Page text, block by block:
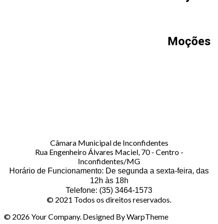
Moções
Câmara Municipal de Inconfidentes
Rua Engenheiro Álvares Maciel, 70 - Centro -
Inconfidentes/MG
Horário de Funcionamento: De segunda a sexta-feira, das
12h às 18h
Telefone: (35) 3464-1573
© 2021 Todos os direitos reservados.
© 2026 Your Company. Designed By WarpTheme